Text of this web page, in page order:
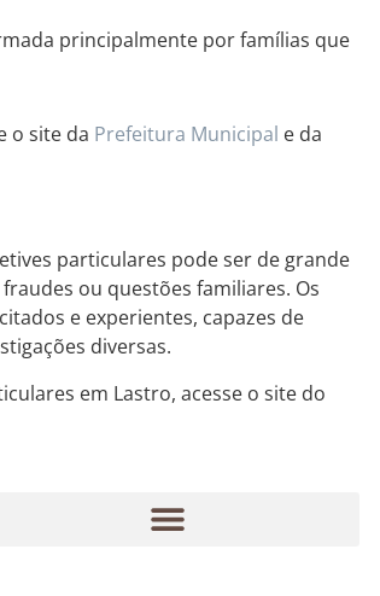
principalmente por famílias que
o site da Prefeitura Municipal e da
particulares pode ser de grande
ou questões familiares. Os
e experientes, capazes de
diversas.
em Lastro, acesse o site do